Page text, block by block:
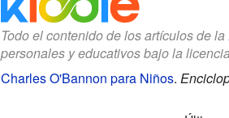
Todo el contenido de los artículos de la
personales y educativos bajo la licencia
Charles O'Bannon para Niños.